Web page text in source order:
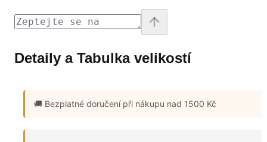
Detaily a Tabulka velikostí
🚚 Bezplatné doručenípři nákupu nad 1500 Kč